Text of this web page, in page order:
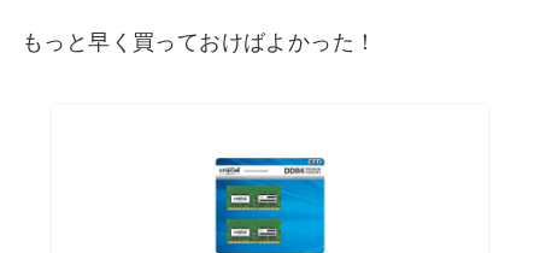
もっと早く買っておけばよかった！